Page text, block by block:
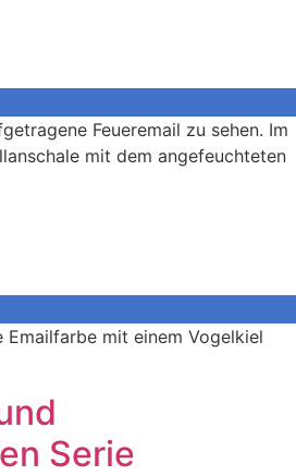
Feueremail zu sehen. Im
mit dem angefeuchteten
Emailfarbe mit einem Vogelkiel
Serie